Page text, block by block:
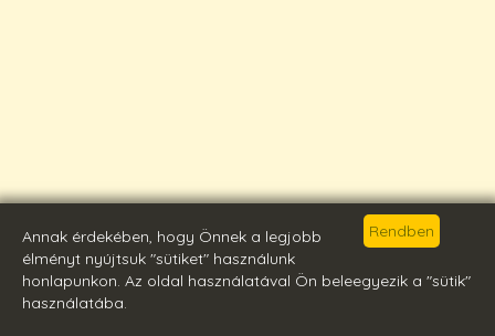
Annak érdekében, hogy Önnek a legjobb
élményt nyújtsuk "sütiket" használunk
honlapunkon. Az oldal használatával Ön beleegyezik a "sütik"
használatába.